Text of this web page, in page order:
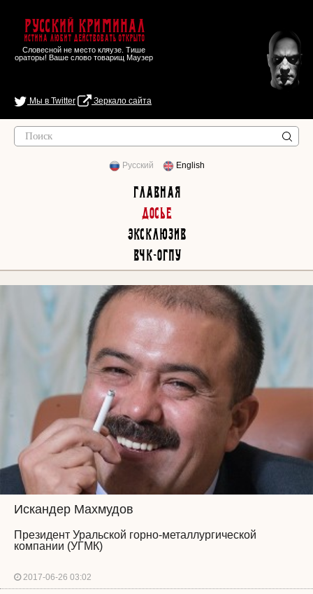
Русский Криминал
Истина любит действовать открыто
Словесной не место кляузе. Тише
ораторы! Ваше слово товарищ Маузер
Мы в Twitter Зеркало сайта
Русский English
Главная
Досье
Эксклюзив
ВЧК-ОГПУ
Искандер Махмудов
Президент Уральской горно-металлургической
компании (УГМК)
2017-06-26 03:02